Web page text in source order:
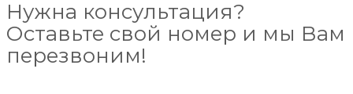
Нужна консультация?
Оставьте свой номер и мы Вам
перезвоним!